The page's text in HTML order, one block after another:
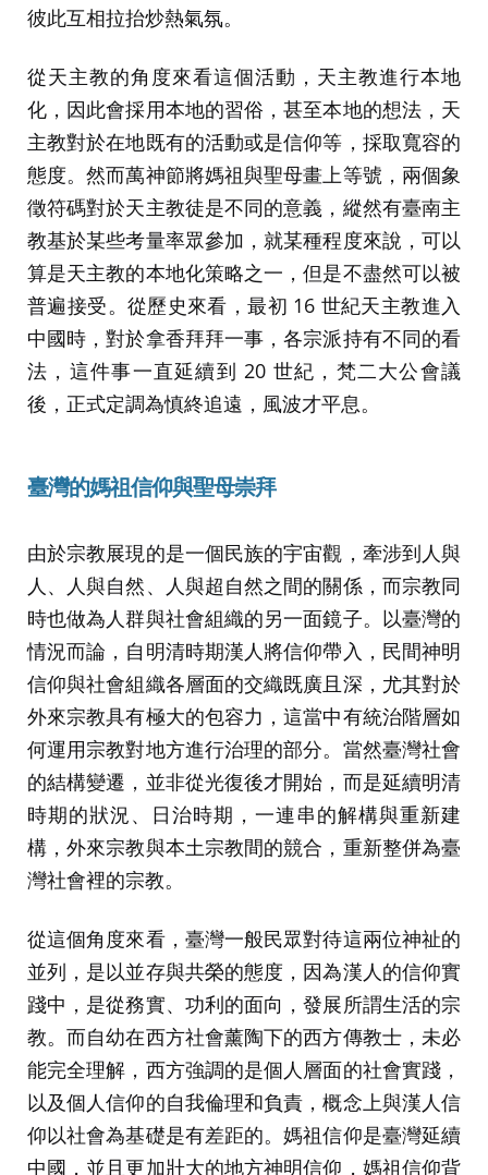
彼此互相拉抬炒熱氣氛。
從天主教的角度來看這個活動，天主教進行本地
化，因此會採用本地的習俗，甚至本地的想法，天
主教對於在地既有的活動或是信仰等，採取寬容的
態度。然而萬神節將媽祖與聖母畫上等號，兩個象
徵符碼對於天主教徒是不同的意義，縱然有臺南主
教基於某些考量率眾參加，就某種程度來說，可以
算是天主教的本地化策略之一，但是不盡然可以被
普遍接受。從歷史來看，最初 16 世紀天主教進入
中國時，對於拿香拜拜一事，各宗派持有不同的看
法，這件事一直延續到 20 世紀，梵二大公會議
後，正式定調為慎終追遠，風波才平息。
臺灣的媽祖信仰與聖母崇拜
由於宗教展現的是一個民族的宇宙觀，牽涉到人與
人、人與自然、人與超自然之間的關係，而宗教同
時也做為人群與社會組織的另一面鏡子。以臺灣的
情況而論，自明清時期漢人將信仰帶入，民間神明
信仰與社會組織各層面的交織既廣且深，尤其對於
外來宗教具有極大的包容力，這當中有統治階層如
何運用宗教對地方進行治理的部分。當然臺灣社會
的結構變遷，並非從光復後才開始，而是延續明清
時期的狀況、日治時期，一連串的解構與重新建
構，外來宗教與本土宗教間的競合，重新整併為臺
灣社會裡的宗教。
從這個角度來看，臺灣一般民眾對待這兩位神祉的
並列，是以並存與共榮的態度，因為漢人的信仰實
踐中，是從務實、功利的面向，發展所謂生活的宗
教。而自幼在西方社會薰陶下的西方傳教士，未必
能完全理解，西方強調的是個人層面的社會實踐，
以及個人信仰的自我倫理和負責，概念上與漢人信
仰以社會為基礎是有差距的。媽祖信仰是臺灣延續
中國，並且更加壯大的地方神明信仰，媽祖信仰背